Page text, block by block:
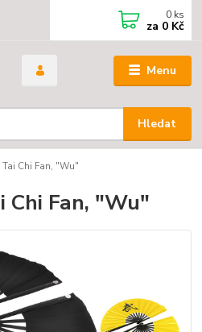
Menu
Hledat
0 ks
za 0 Kč
Chi Fan, "Wu"
Chi Fan, "Wu"